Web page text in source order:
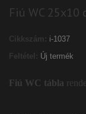
Fiú WC 25x10
Cikkszám: i-1037
Feltétel: Új termék
Fiú WC tábla